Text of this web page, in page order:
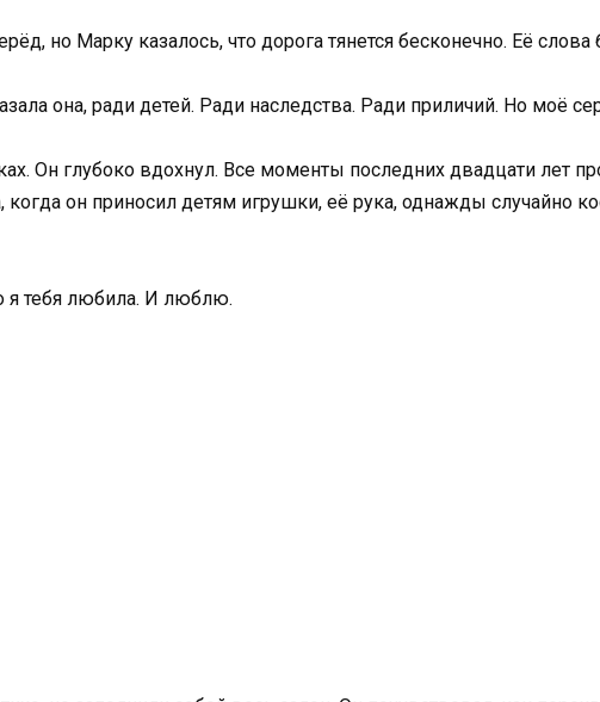
но Марку казалось, что дорога тянется бесконечно. Её слова
она, ради детей. Ради наследства. Ради приличий. Но моё
Он глубоко вдохнул. Все моменты последних двадцати лет
когда он приносил детям игрушки, её рука, однажды случайно
я тебя любила. И люблю.